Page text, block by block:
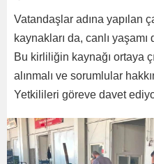
Vatandaşlar adına yapılan
kaynakları da, canlı
Bu kirliliğin kaynağı ortaya
alınmalı ve sorumlular
Yetkilileri göreve davet